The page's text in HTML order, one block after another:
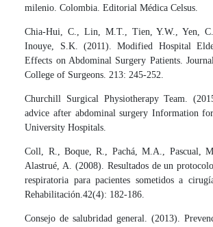
milenio. Colombia. Editorial Médica Celsus.
Chia-Hui, C., Lin, M.T., Tien, Y.W., Yen,
Inouye, S.K. (2011). Modified Hospital
Effects on Abdominal Surgery Patients.
College of Surgeons. 213: 245-252.
Churchill Surgical Physiotherapy Team.
advice after abdominal surgery Information
University Hospitals.
Coll, R., Boque, R., Pachá, M.A., Pascual,
Alastrué, A. (2008). Resultados de un
respiratoria para pacientes sometidos a
Rehabilitación.42(4): 182-186.
Consejo de salubridad general. (2013).